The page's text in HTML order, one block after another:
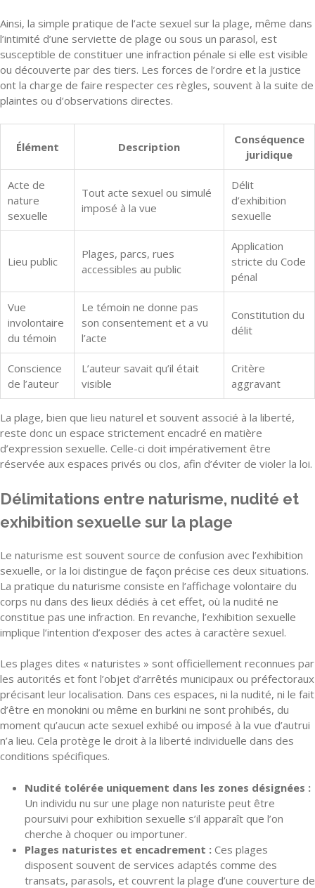
Ainsi, la simple pratique de l’acte sexuel sur la plage, même dans
l’intimité d’une serviette de plage ou sous un parasol, est
susceptible de constituer une infraction pénale si elle est visible
ou découverte par des tiers. Les forces de l’ordre et la justice
ont la charge de faire respecter ces règles, souvent à la suite de
plaintes ou d’observations directes.
Élément Description
Conséquence
juridique
Acte de
nature
sexuelle
Tout acte sexuel ou simulé
imposé à la vue
Délit
d’exhibition
sexuelle
Lieu public
Plages, parcs, rues
accessibles au public
Application
stricte du Code
pénal
Vue
involontaire
du témoin
Le témoin ne donne pas
son consentement et a vu
l’acte
Constitution du
délit
Conscience
de l’auteur
L’auteur savait qu’il était
visible
Critère
aggravant
La plage, bien que lieu naturel et souvent associé à la liberté,
reste donc un espace strictement encadré en matière
d’expression sexuelle. Celle-ci doit impérativement être
réservée aux espaces privés ou clos, afin d’éviter de violer la loi.
Délimitations entre naturisme, nudité et
exhibition sexuelle sur la plage
Le naturisme est souvent source de confusion avec l’exhibition
sexuelle, or la loi distingue de façon précise ces deux situations.
La pratique du naturisme consiste en l’affichage volontaire du
corps nu dans des lieux dédiés à cet effet, où la nudité ne
constitue pas une infraction. En revanche, l’exhibition sexuelle
implique l’intention d’exposer des actes à caractère sexuel.
Les plages dites « naturistes » sont officiellement reconnues par
les autorités et font l’objet d’arrêtés municipaux ou préfectoraux
précisant leur localisation. Dans ces espaces, ni la nudité, ni le fait
d’être en monokini ou même en burkini ne sont prohibés, du
moment qu’aucun acte sexuel exhibé ou imposé à la vue d’autrui
n’a lieu. Cela protège le droit à la liberté individuelle dans des
conditions spécifiques.
Nudité tolérée uniquement dans les zones désignées :
Un individu nu sur une plage non naturiste peut être
poursuivi pour exhibition sexuelle s’il apparaît que l’on
cherche à choquer ou importuner.
Plages naturistes et encadrement : Ces plages
disposent souvent de services adaptés comme des
transats, parasols, et couvrent la plage d’une couverture de